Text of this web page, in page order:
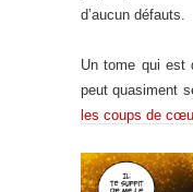
d’aucun défauts.
Un tome qui est
peut quasiment
les coups de